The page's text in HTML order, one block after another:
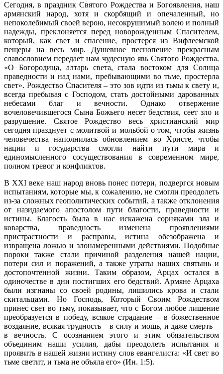
Сегодня, в праздник Святого Рождества и Богоявления, наш
армянский народ, хотя и скорбящий и опечаленный, но
непоколебимый своей верою, несокрушимый волею и полный
надежды, преклоняется перед новорожденным Спасителем,
который, как свет и спасение, простерся из Вифлеемской
пещеры на весь мир. Душевное песнопение прекрасным
славословием передает нам чудесную явь Святого Рождества.
«О Богородица, алтарь света, стала востоком для Солнца
праведности и над нами, пребывающими во тьме, простерла
свет». Рождество Спасителя – это зов идти из тьмы к свету и,
всегда пребывая с Господом, стать достойными дарованных
небесами благ и вечности. Однако отвержение
вочеловечившегося Сына Божьего несет бедствия, сеет зло и
разрушение. Святое Рождество весь христианский мир
сегодня празднует с молитвой и мольбой о том, чтобы жизнь
человечества наполнилась обновлением во Христе, чтобы
нации и государства смогли найти пути мира и
единомысленного сосуществования в современном мире,
полном тревог и конфликтов.
В XXI веке наш народ вновь понес потери, подвергся новым
испытаниям, которые мы, к сожалению, не смогли преодолеть
из-за сложных геополитических событий, а также отклонения
от назидаемого апостолом пути благости, праведности и
истины. Благость была в нас искажена сорняками зла и
коварства, праведность изменена проявлениями
пристрастности и расправы, истина обезображена и
извращена ложью и злонамеренными действиями. Подобные
пороки также стали причиной разделения нашей нации,
потери сил и поражений, а также утраты наших святынь и
достопочтенной жизни. Таким образом, Арцах остался в
одиночестве в дни постигших его бедствий. Армяне Арцаха
были изгнаны со своей родины, лишились крова и стали
скитальцами. Но Господь, Который Своим Рождеством
принес свет во тьму, показывает, что с Богом любое лишение
преобразуется в победу, всякое страдание – в божественное
воздаяние, всякая трудность – в силу и мощь, и даже смерть –
в вечность. С осознанием этого и этим обязательством
объединим наши усилия, дабы преодолеть испытания и
проявить в нашей жизни истину слов евангелиста: «И свет во
тьме светит, и тьма не объяла его» (Ин. 1:5).